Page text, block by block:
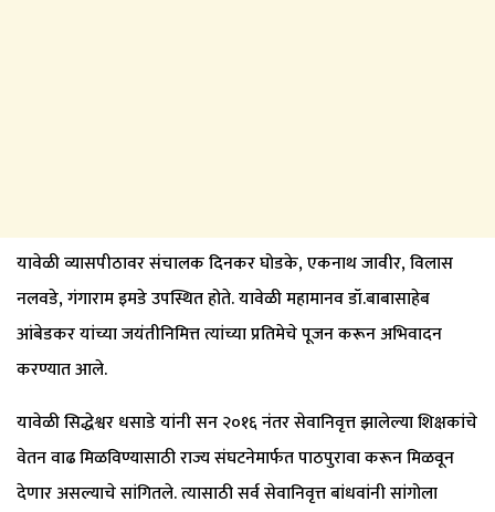
यावेळी व्यासपीठावर संचालक दिनकर घोडके, एकनाथ जावीर, विलास
नलवडे, गंगाराम इमडे उपस्थित होते. यावेळी महामानव डॉ.बाबासाहेब
आंबेडकर यांच्या जयंतीनिमित्त त्यांच्या प्रतिमेचे पूजन करून अभिवादन
करण्यात आले.
यावेळी सिद्धेश्वर धसाडे यांनी सन २०१६ नंतर सेवानिवृत्त झालेल्या शिक्षकांचे
वेतन वाढ मिळविण्यासाठी राज्य संघटनेमार्फत पाठपुरावा करून मिळवून
देणार असल्याचे सांगितले. त्यासाठी सर्व सेवानिवृत्त बांधवांनी सांगोला